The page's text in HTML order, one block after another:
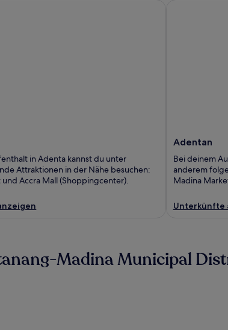
in Adenta kannst du unter
Attraktionen in der Nähe besuchen:
Accra Mall (Shoppingcenter).
Adentan
Bei deinem
anderem
Madina
Unterkünfte
Madina Municipal